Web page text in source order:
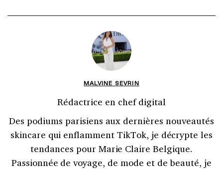
MALVINE SEVRIN
Rédactrice en chef digital
Des podiums parisiens aux dernières nouveautés
skincare qui enflamment TikTok, je décrypte les
tendances pour Marie Claire Belgique.
Passionnée de voyage, de mode et de beauté, je